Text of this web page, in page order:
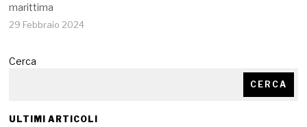
marittima
29 Febbraio 2024
Cerca
CERCA
ULTIMI ARTICOLI